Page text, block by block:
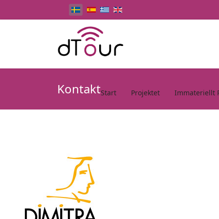
Select your language
Start Projektet Immateriellt
Kontakt